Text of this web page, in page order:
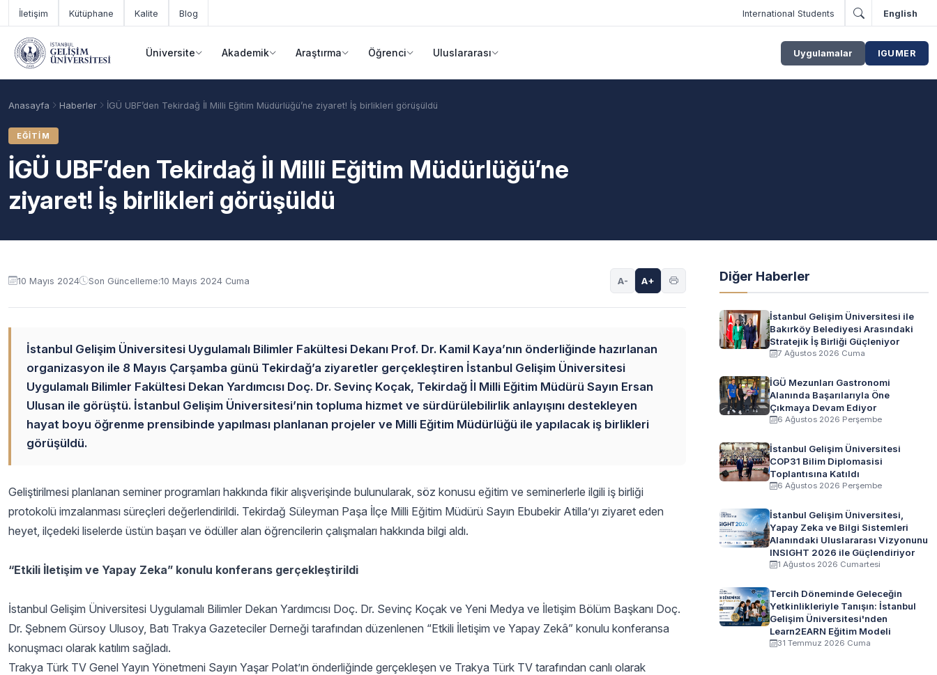
Ana içeriğe geç
İletişim Kütüphane Kalite Blog International Students English
Üniversite Akademik Araştırma Öğrenci Uluslararası Uygulamalar IGUMER
Anasayfa Haberler İGÜ UBF’den Tekirdağ İl Milli Eğitim Müdürlüğü’ne ziyaret! İş birlikleri görüşüldü
EĞITIM
İGÜ UBF’den Tekirdağ İl Milli Eğitim Müdürlüğü’ne
ziyaret! İş birlikleri görüşüldü
10 Mayıs 2024 Son Güncelleme:10 Mayıs 2024 Cuma A- A+
İstanbul Gelişim Üniversitesi Uygulamalı Bilimler Fakültesi Dekanı Prof. Dr. Kamil Kaya’nın önderliğinde hazırlanan
organizasyon ile 8 Mayıs Çarşamba günü Tekirdağ’a ziyaretler gerçekleştiren İstanbul Gelişim Üniversitesi
Uygulamalı Bilimler Fakültesi Dekan Yardımcısı Doç. Dr. Sevinç Koçak, Tekirdağ İl Milli Eğitim Müdürü Sayın Ersan
Ulusan ile görüştü. İstanbul Gelişim Üniversitesi’nin topluma hizmet ve sürdürülebilirlik anlayışını destekleyen
hayat boyu öğrenme prensibinde yapılması planlanan projeler ve Milli Eğitim Müdürlüğü ile yapılacak iş birlikleri
görüşüldü.
Geliştirilmesi planlanan seminer programları hakkında fikir alışverişinde bulunularak, söz konusu eğitim ve seminerlerle ilgili iş birliği
protokolü imzalanması süreçleri değerlendirildi. Tekirdağ Süleyman Paşa İlçe Milli Eğitim Müdürü Sayın Ebubekir Atilla’yı ziyaret eden
heyet, ilçedeki liselerde üstün başarı ve ödüller alan öğrencilerin çalışmaları hakkında bilgi aldı.
“Etkili İletişim ve Yapay Zeka” konulu konferans gerçekleştirildi
İstanbul Gelişim Üniversitesi Uygulamalı Bilimler Dekan Yardımcısı Doç. Dr. Sevinç Koçak ve Yeni Medya ve İletişim Bölüm Başkanı Doç.
Dr. Şebnem Gürsoy Ulusoy, Batı Trakya Gazeteciler Derneği tarafından düzenlenen “Etkili İletişim ve Yapay Zekâ” konulu konferansa
konuşmacı olarak katılım sağladı.
Trakya Türk TV Genel Yayın Yönetmeni Sayın Yaşar Polat’ın önderliğinde gerçekleşen ve Trakya Türk TV tarafından canlı olarak
Diğer Haberler
İstanbul Gelişim Üniversitesi ile
Bakırköy Belediyesi Arasındaki
Stratejik İş Birliği Güçleniyor
7 Ağustos 2026 Cuma
İGÜ Mezunları Gastronomi
Alanında Başarılarıyla Öne
Çıkmaya Devam Ediyor
6 Ağustos 2026 Perşembe
İstanbul Gelişim Üniversitesi
COP31 Bilim Diplomasisi
Toplantısına Katıldı
6 Ağustos 2026 Perşembe
İstanbul Gelişim Üniversitesi,
Yapay Zeka ve Bilgi Sistemleri
Alanındaki Uluslararası Vizyonunu
INSIGHT 2026 ile Güçlendiriyor
1 Ağustos 2026 Cumartesi
Tercih Döneminde Geleceğin
Yetkinlikleriyle Tanışın: İstanbul
Gelişim Üniversitesi'nden
Learn2EARN Eğitim Modeli
31 Temmuz 2026 Cuma